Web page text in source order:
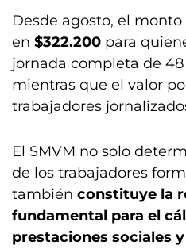
Desde agosto, el
en $322.200 para
jornada completa de 48
mientras que el valor
trabajadores
El SMVM no solo
de los trabajadores
también constituye la
fundamental para el
prestaciones sociales